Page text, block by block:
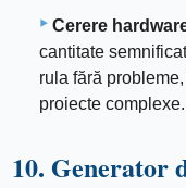
Cerere
cantitate
rula fără
proiecte complexe.
10. Generator